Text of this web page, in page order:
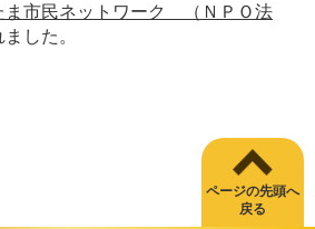
ま市民ネットワーク （ＮＰＯ法
した。
ページの先頭へ
戻る